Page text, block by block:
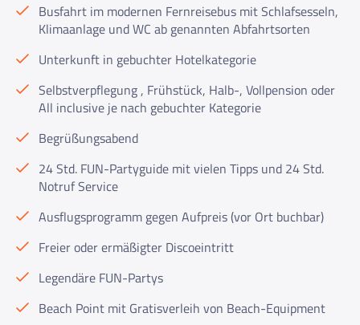
Busfahrt im modernen Fernreisebus mit Schlafsesseln,
Klimaanlage und WC ab genannten Abfahrtsorten
Unterkunft in gebuchter Hotelkategorie
Selbstverpflegung , Frühstück, Halb-, Vollpension oder
All inclusive je nach gebuchter Kategorie
Begrüßungsabend
24 Std. FUN-Partyguide mit vielen Tipps und 24 Std.
Notruf Service
Ausflugsprogramm gegen Aufpreis (vor Ort buchbar)
Freier oder ermäßigter Discoeintritt
Legendäre FUN-Partys
Beach Point mit Gratisverleih von Beach-Equipment